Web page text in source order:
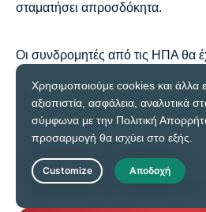
σταματήσει απροσδόκητα.
Οι συνδρομητές από τις ΗΠΑ θα
από κλοπή ταυτότητας που
ειδοποιήσεις ταυτότητας,
αφαίρεση προσωπικών δεδομένων
πιστοληπτικής ικανότητας.